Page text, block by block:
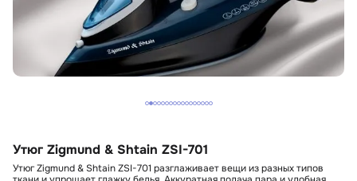
Утюг Zigmund & Shtain ZSI-701
Утюг Zigmund & Shtain ZSI-701 разглаживает вещи из разных типов